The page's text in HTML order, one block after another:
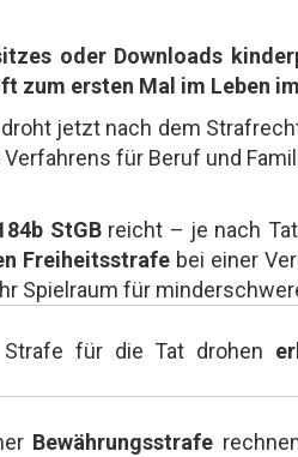
oder Downloads
zum ersten Mal im Leben
jetzt nach dem
für Beruf und
StGBreicht – je nach
Freiheitsstrafe bei einer
Spielraum für
für die Tat drohen
Bewährungsstrafe